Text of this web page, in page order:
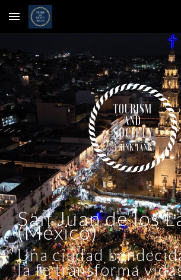
Skip to main content
San Juan de los
(México)
Una ciudad
la fe transforma